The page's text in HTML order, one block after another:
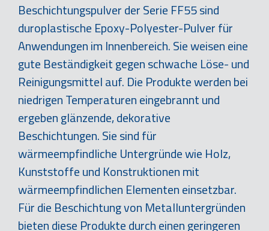
Beschichtungspulver der Serie FF55 sind
duroplastische Epoxy-Polyester-Pulver für
Anwendungen im Innenbereich. Sie weisen eine
gute Beständigkeit gegen schwache Löse- und
Reinigungsmittel auf. Die Produkte werden bei
niedrigen Temperaturen eingebrannt und
ergeben glänzende, dekorative
Beschichtungen. Sie sind für
wärmeempfindliche Untergründe wie Holz,
Kunststoffe und Konstruktionen mit
wärmeempfindlichen Elementen einsetzbar.
Für die Beschichtung von Metalluntergründen
bieten diese Produkte durch einen geringeren